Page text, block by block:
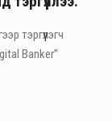
тэргүүлэгч
Banker”